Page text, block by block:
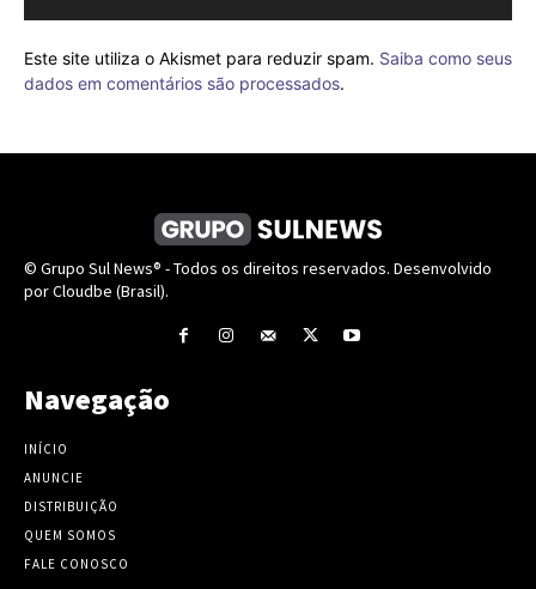
Este site utiliza o Akismet para reduzir spam. Saiba como seus
dados em comentários são processados.
© Grupo Sul News® - Todos os direitos reservados. Desenvolvido
por Cloudbe (Brasil).
Navegação
INÍCIO
ANUNCIE
DISTRIBUIÇÃO
QUEM SOMOS
FALE CONOSCO